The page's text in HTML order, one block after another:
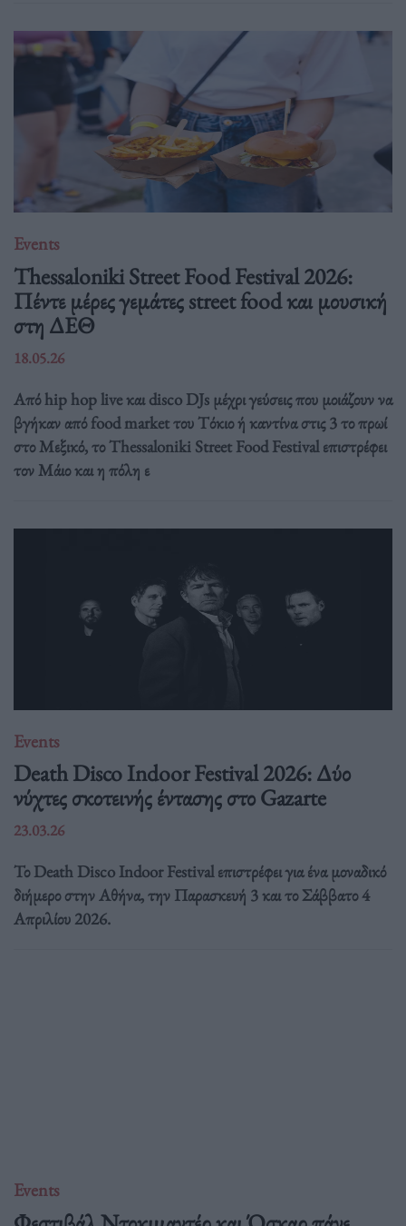
Events
Thessaloniki Street Food Festival 2026:
Πέντε μέρες γεμάτες street food και μουσική
στη ΔΕΘ
18.05.26
Από hip hop live και disco DJs μέχρι γεύσεις που μοιάζουν να
βγήκαν από food market του Τόκιο ή καντίνα στις 3 το πρωί
στο Μεξικό, το Thessaloniki Street Food Festival επιστρέφει
τον Μάιο και η πόλη ε
Events
Death Disco Indoor Festival 2026: Δύο
νύχτες σκοτεινής έντασης στο Gazarte
23.03.26
Το Death Disco Indoor Festival επιστρέφει για ένα μοναδικό
διήμερο στην Αθήνα, την Παρασκευή 3 και το Σάββατο 4
Απριλίου 2026.
Events